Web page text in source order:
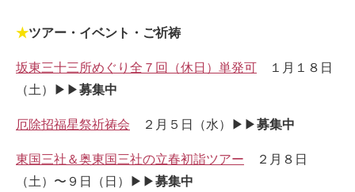
★ツアー・イベント・ご祈祷
坂東三十三所めぐり全７回（休日）単発可 １月１８日
（土）▶▶募集中
厄除招福星祭祈祷会 ２月５日（水）▶▶募集中
東国三社＆奥東国三社の立春初詣ツアー ２月８日
（土）〜９日（日）▶▶募集中